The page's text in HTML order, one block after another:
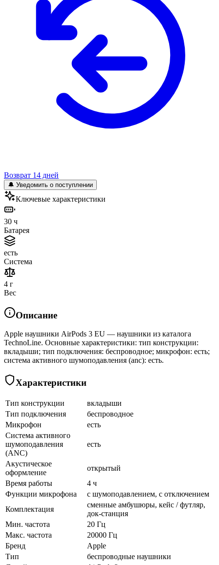
Возврат 14 дней
🔔 Уведомить о поступлении
Ключевые характеристики
30 ч
Батарея
есть
Система
4 г
Вес
Описание
Apple наушники AirPods 3 EU — наушники из каталога
TechnoLine. Основные характеристики: тип конструкции:
вкладыши; тип подключения: беспроводное; микрофон: есть;
система активного шумоподавления (anc): есть.
Характеристики
Тип конструкции
вкладыши
Тип подключения
беспроводное
Микрофон
есть
Система активного
шумоподавления
(ANC)
есть
Акустическое
оформление
открытый
Время работы
4 ч
Функции микрофона
с шумоподавлением, с отключением
Комплектация
сменные амбушюры, кейс / футляр,
док-станция
Мин. частота
20 Гц
Макс. частота
20000 Гц
Бренд
Apple
Тип
беспроводные наушники